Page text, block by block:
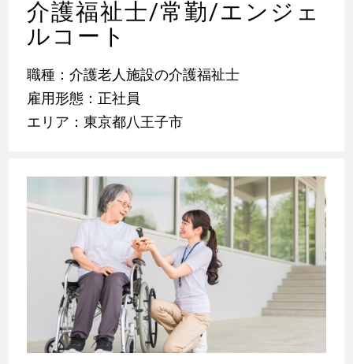
介護福祉士/常勤/エンジェ
ルコート
職種：介護老人施設の介護福祉士
雇用形態：正社員
エリア：東京都八王子市